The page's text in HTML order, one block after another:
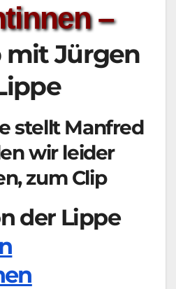
–
mit Jürgen
stellt Manfred
wir leider
zum Clip
der Lippe